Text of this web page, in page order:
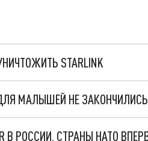
STARLINK
МАЛЫШЕЙ НЕ ЗАКОНЧИЛИСЬ